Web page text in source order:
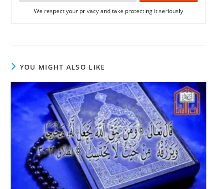
We respect your privacy and take protecting it seriously
YOU MIGHT ALSO LIKE